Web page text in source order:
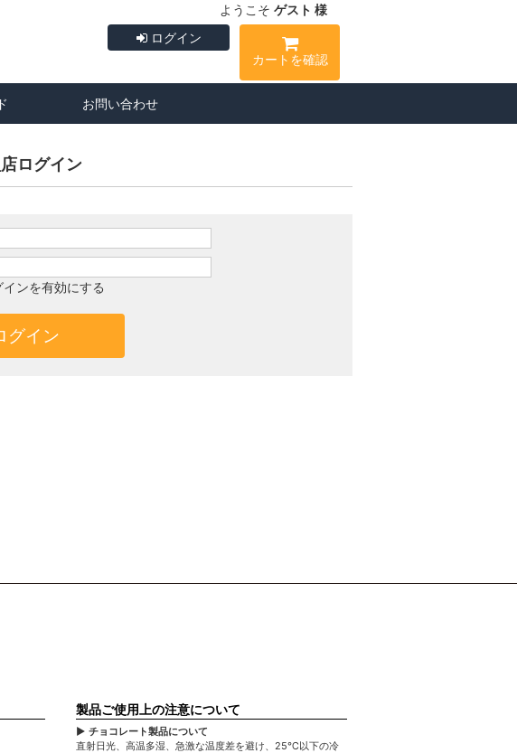
ようこそ ゲスト 様
ログイン
カートを確認
お問い合わせ
ログイン
インを有効にする
製品ご使用上の注意について
▶ チョコレート製品について
直射日光、高温多湿、急激な温度差を避け、25℃以下の冷